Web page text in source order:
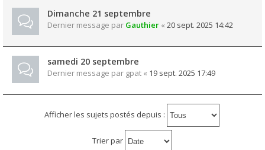
Dimanche 21 septembre
Dernier message par Gauthier « 20 sept. 2025 14:42
samedi 20 septembre
Dernier message par gpat « 19 sept. 2025 17:49
Afficher les sujets postés depuis :
Trier par